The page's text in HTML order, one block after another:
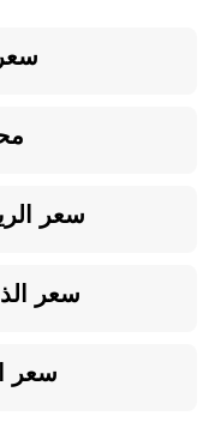
سعر
سعر
سعر